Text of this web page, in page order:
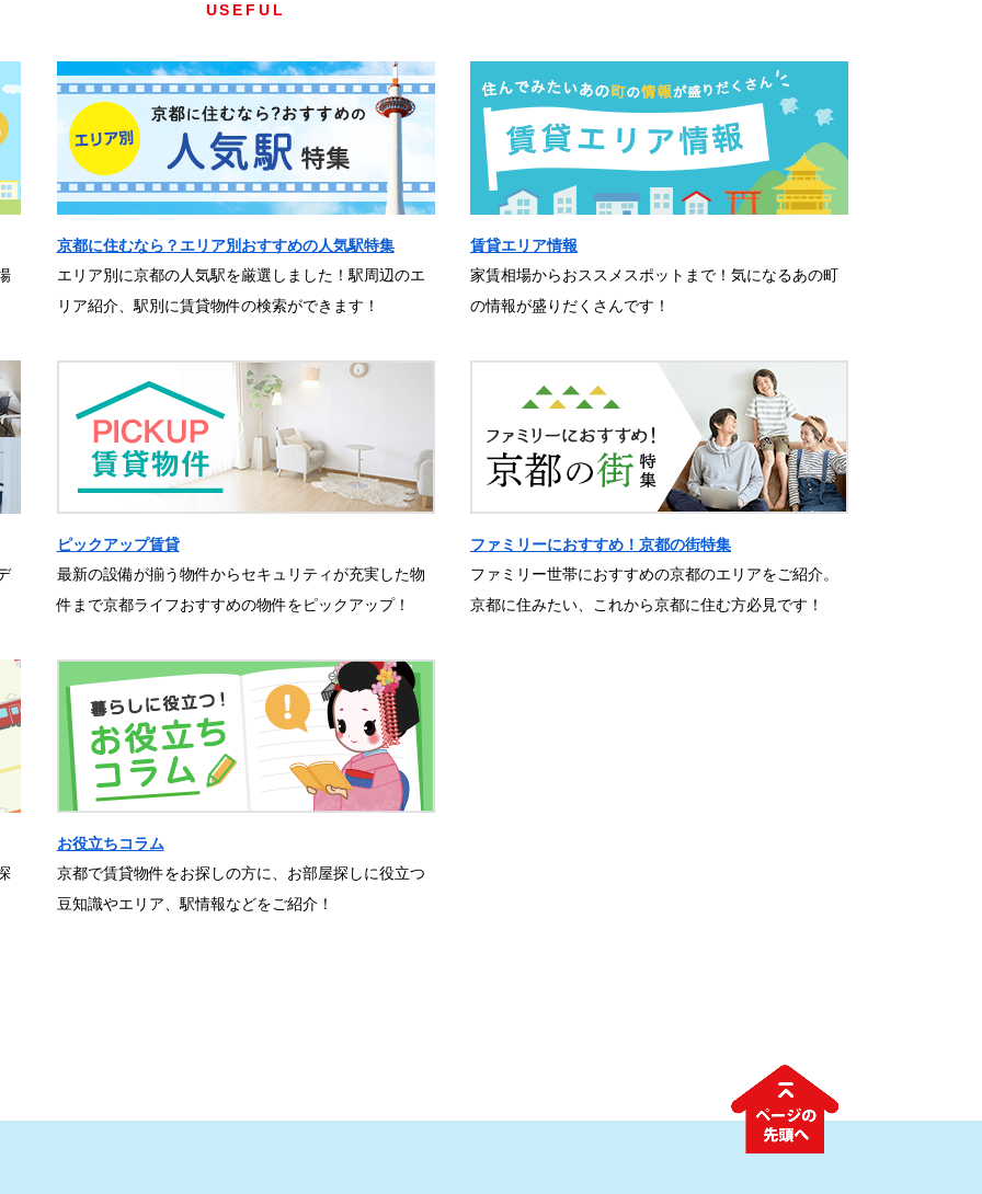
USEFUL
京都に住むなら？エリア別おすすめの人気駅特集
エリア別に京都の人気駅を厳選しました！駅周辺のエ
リア紹介、駅別に賃貸物件の検索ができます！
賃貸エリア情報
家賃相場からおススメスポットまで！気になるあの町
の情報が盛りだくさんです！
ピックアップ賃貸
最新の設備が揃う物件からセキュリティが充実した物
件まで京都ライフおすすめの物件をピックアップ！
ファミリーにおすすめ！京都の街特集
ファミリー世帯におすすめの京都のエリアをご紹介。
京都に住みたい、これから京都に住む方必見です！
お役立ちコラム
京都で賃貸物件をお探しの方に、お部屋探しに役立つ
豆知識やエリア、駅情報などをご紹介！